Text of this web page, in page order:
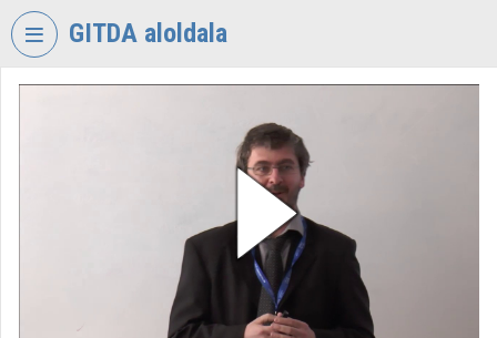
Skip header
GITDA aloldala